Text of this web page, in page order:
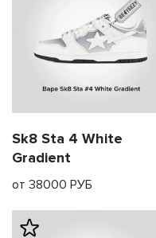
Sk8 Sta 4 White
Gradient
от 38000 РУБ